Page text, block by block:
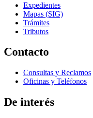
Expedientes
Mapas (SIG)
Trámites
Tributos
Contacto
Consultas y Reclamos
Oficinas y Teléfonos
De interés